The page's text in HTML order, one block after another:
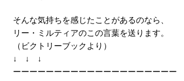
そんな気持ちを感じたことがあるのなら、
リー・ミルティアのこの言葉を送ります。
（ビクトリーブックより）
↓ ↓ ↓
ーーーーーーーーーーーーーーーーーーーー